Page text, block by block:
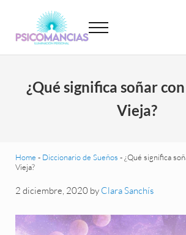
Psicomancias
Menu
¿Qué significa soñar
Vieja?
Home - Diccionario de Sueños -¿Qué significa
Vieja?
2 diciembre, 2020 by Clara Sanchís